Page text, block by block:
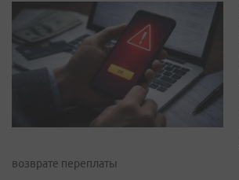
возврате переплаты